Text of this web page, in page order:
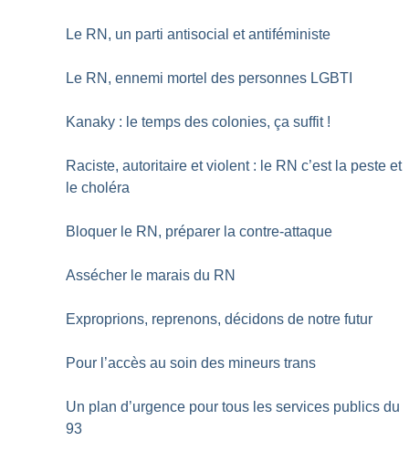
Le RN, un parti antisocial et antiféministe
Le RN, ennemi mortel des personnes LGBTI
Kanaky : le temps des colonies, ça suffit !
Raciste, autoritaire et violent : le RN c’est la peste et
le choléra
Bloquer le RN, préparer la contre-attaque
Assécher le marais du RN
Exproprions, reprenons, décidons de notre futur
Pour l’accès au soin des mineurs trans
Un plan d’urgence pour tous les services publics du
93